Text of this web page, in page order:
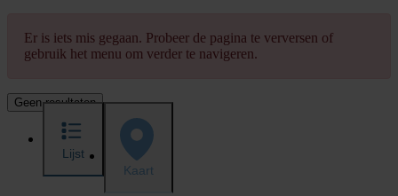
Er is iets mis gegaan. Probeer de pagina te verversen of
gebruik het menu om verder te navigeren.
Geen resultaten
Lijst
Kaart